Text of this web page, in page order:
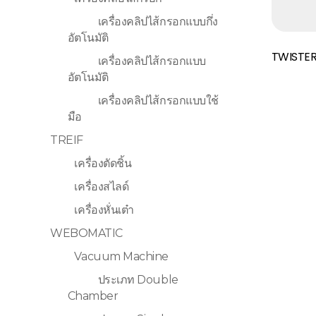
เครื่องคลิปไส้กรอกแบบกึ่ง
อัตโนมัติ
เครื่องคลิปไส้กรอกแบบ
อัตโนมัติ
เครื่องคลิปไส้กรอกแบบใช้
มือ
TREIF
เครื่องตัดชิ้น
เครื่องสไลด์
เครื่องหั่นเต๋า
WEBOMATIC
Vacuum Machine
ประเภท Double
Chamber